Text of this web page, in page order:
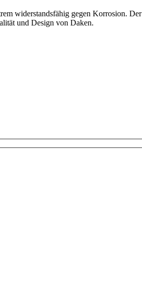
widerstandsfähig gegen Korrosion. Der
und Design von Daken.